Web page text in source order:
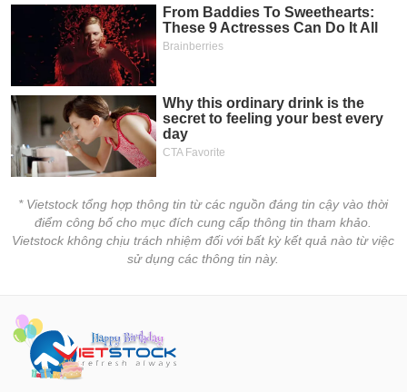
* Vietstock tổng hợp thông tin từ các nguồn đáng tin cậy vào thời
điểm công bố cho mục đích cung cấp thông tin tham khảo.
Vietstock không chịu trách nhiệm đối với bất kỳ kết quả nào từ việc
sử dụng các thông tin này.